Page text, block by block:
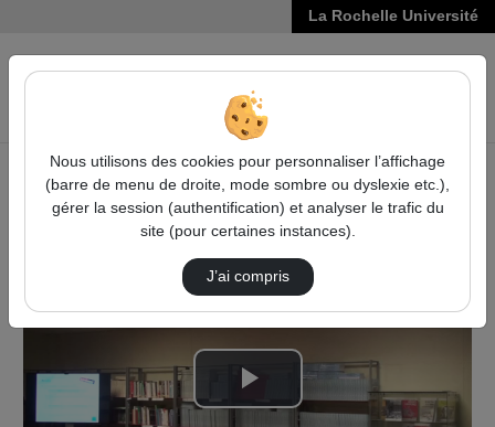
La Rochelle Université
VIDÉOS
Accueil
Vidéos
Questions : " Impact des erreurs d'OCR sur l…
Lire
Nous utilisons des cookies pour personnaliser l’affichage
(barre de menu de droite, mode sombre ou dyslexie etc.),
gérer la session (authentification) et analyser le trafic du
site (pour certaines instances).
J’ai compris